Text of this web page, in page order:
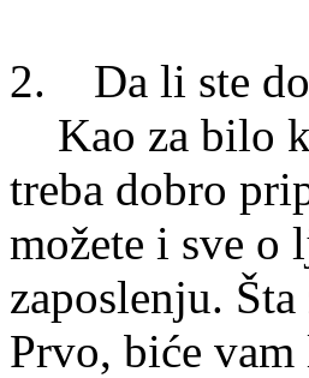
2. Da li ste
Kao za bilo
treba dobro
možete i sve o
zaposlenju.
Prvo, biće vam